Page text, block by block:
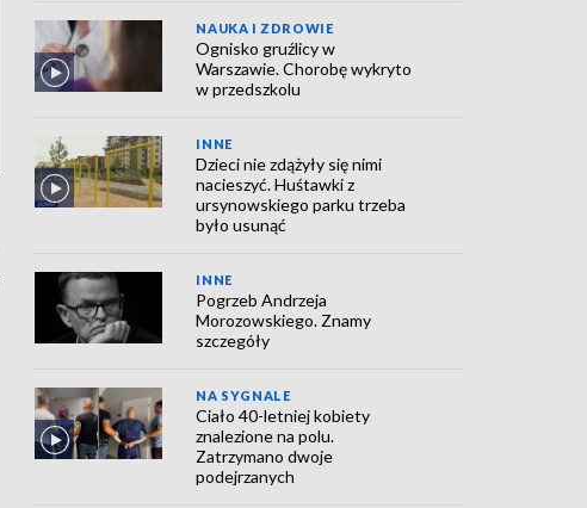
NAUKA I ZDROWIE
Ognisko gruźlicy w
Warszawie. Chorobę wykryto
w przedszkolu
INNE
Dzieci nie zdążyły się nimi
nacieszyć. Huśtawki z
ursynowskiego parku trzeba
było usunąć
INNE
Pogrzeb Andrzeja
Morozowskiego. Znamy
szczegóły
NA SYGNALE
Ciało 40-letniej kobiety
znalezione na polu.
Zatrzymano dwoje
podejrzanych